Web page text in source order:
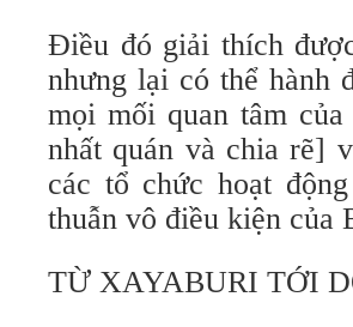
Điều đó giải thích
nhưng lại có thể hành
mọi mối quan tâm
nhất quán và chia rẽ]
các tổ chức hoạt
thuẫn vô điều kiện của
TỪ XAYABURI TỚI